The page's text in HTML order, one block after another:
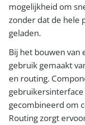
mogelijkheid om
zonder dat de hele
geladen.
Bij het bouwen van
gebruik gemaakt
en routing.
gecombineerd om
Routing zorgt